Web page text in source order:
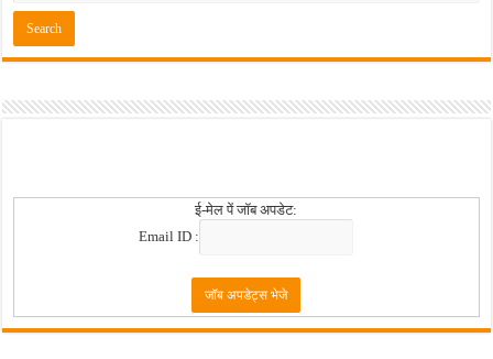
ई-मेल पें जॉब अपडेट:
Email ID :